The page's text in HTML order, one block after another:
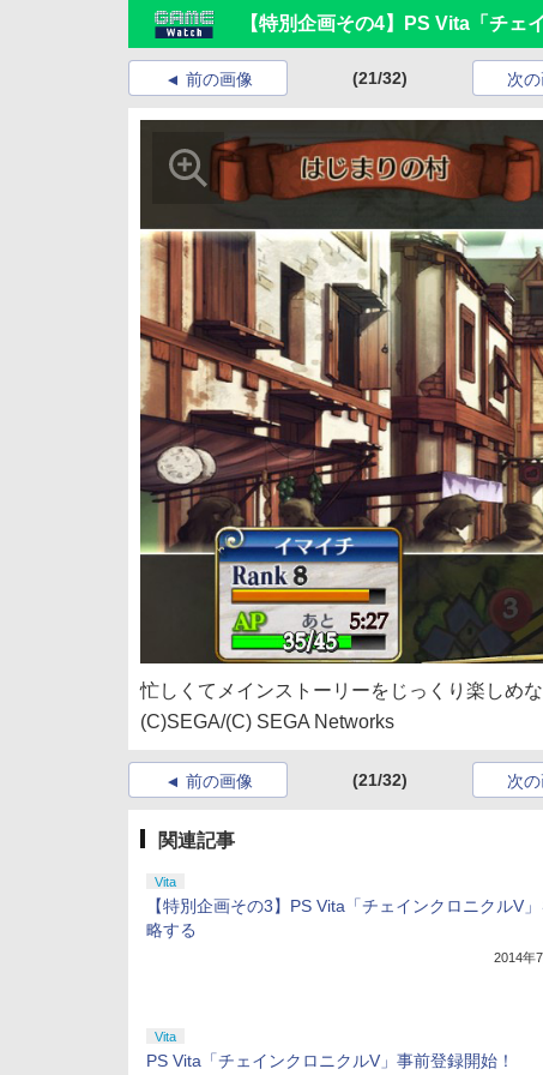
【特別企画その4】PS Vita「チェ
前の画像 (21/32) 次
忙しくてメインストーリーをじっくり楽しめ
(C)SEGA/(C) SEGA Networks
前の画像 (21/32) 次
関連記事
Vita
【特別企画その3】PS Vita「チェインクロニクルV
略する
2014年
Vita
PS Vita「チェインクロニクルV」事前登録開始！